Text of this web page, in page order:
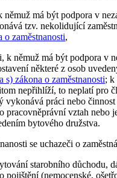
má být podpora v
tzv. nekolidující
o zaměstnanosti,
k němuž má být podpora v
některé z osob
s) zákona o zaměstnanosti; k
nepřihlíží, to neplatí pro
vykonává práci nebo
pracovněprávní vztah nebo
bytového družstva.
se uchazeči o
starobního důchodu,
pojištění (nemocenské,